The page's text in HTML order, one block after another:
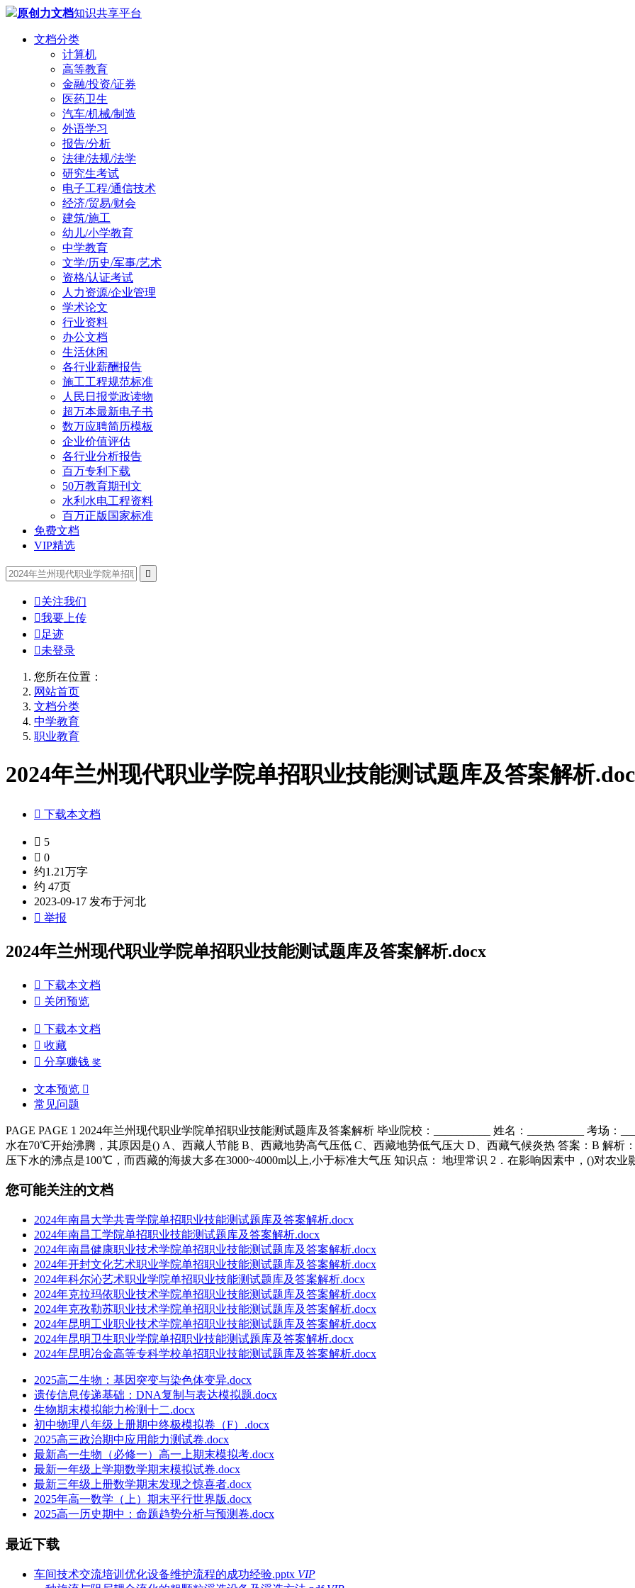
原创力文档知识共享平台
文档分类
计算机
高等教育
金融/投资/证券
医药卫生
汽车/机械/制造
外语学习
报告/分析
法律/法规/法学
研究生考试
电子工程/通信技术
经济/贸易/财会
建筑/施工
幼儿/小学教育
中学教育
文学/历史/军事/艺术
资格/认证考试
人力资源/企业管理
学术论文
行业资料
办公文档
生活休闲
各行业薪酬报告
施工工程规范标准
人民日报党政读物
超万本最新电子书
数万应聘简历模板
企业价值评估
各行业分析报告
百万专利下载
50万教育期刊文
水利水电工程资料
百万正版国家标准
免费文档
VIP精选

关注我们
我要上传
 足迹
未登录
您所在位置：
网站首页
文档分类
中学教育
职业教育
2024年兰州现代职业学院单招职业技能测试题库及答案解析
 下载本文档
 5
 0
约1.21万字
约 47页
2023-09-17 发布于河北
 举报
2024年兰州现代职业学院单招职业技能测试题库及答案解析.docx
 下载本文档
 关闭预览
 下载本文档
 收藏
 分享赚钱 奖
文本预览 
常见问题
PAGE PAGE 1 2024年兰州现代职业学院单招职业技能测试题库及答案解析 毕业院校：__________ 姓名：__________ 考场：
水在70℃开始沸腾，其原因是() A、西藏人节能 B、西藏地势高气压低 C、西藏地势低气压大 D、西藏气候炎热 答案：B 解析
压下水的沸点是100℃，而西藏的海拔大多在3000~4000m以上,小于标准大气压 知识点： 地理常识 2．在影响因素中，()对农
您可能关注的文档
2024年南昌大学共青学院单招职业技能测试题库及答案解析.docx
2024年南昌工学院单招职业技能测试题库及答案解析.docx
2024年南昌健康职业技术学院单招职业技能测试题库及答案解析.docx
2024年开封文化艺术职业学院单招职业技能测试题库及答案解析.docx
2024年科尔沁艺术职业学院单招职业技能测试题库及答案解析.docx
2024年克拉玛依职业技术学院单招职业技能测试题库及答案解析.docx
2024年克孜勒苏职业技术学院单招职业技能测试题库及答案解析.docx
2024年昆明工业职业技术学院单招职业技能测试题库及答案解析.docx
2024年昆明卫生职业学院单招职业技能测试题库及答案解析.docx
2024年昆明冶金高等专科学校单招职业技能测试题库及答案解析.docx
2025高二生物：基因突变与染色体变异.docx
遗传信息传递基础：DNA复制与表达模拟题.docx
生物期末模拟能力检测十二.docx
初中物理八年级上册期中终极模拟卷（F）.docx
2025高三政治期中应用能力测试卷.docx
最新高一生物（必修一）高一上期末模拟考.docx
最新一年级上学期数学期末模拟试卷.docx
最新三年级上册数学期末发现之惊喜者.docx
2025年高一数学（上）期末平行世界版.docx
2025高一历史期中：命题趋势分析与预测卷.docx
最近下载
车间技术交流培训优化设备维护流程的成功经验.pptx VIP